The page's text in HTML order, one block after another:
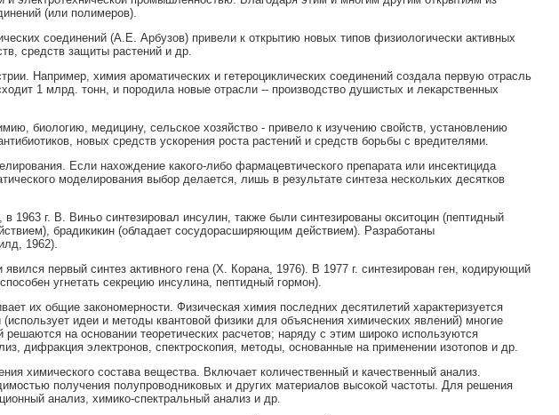
(или полимеров).
соединений (А.Е. Арбузов) привели к открытию новых типов физиологически активных
средств защиты растений и др.
Например, химия ароматических и гетероциклических соединений создала первую отрасль
1 млрд. тонн, и породила новые отрасли -- производство душистых и лекарственных
биологию, медицину, сельское хозяйство - привело к изучению свойств, установлению
новых средств ускорения роста растений и средств борьбы с вредителями.
Если нахождение какого-либо фармацевтического препарата или инсектицида
моделирования выбор делается, лишь в результате синтеза нескольких десятков
1963 г. В. Виньо синтезировал инсулин, также были синтезированы окситоцин (пептидный
брадикикин (обладает сосудорасширяющим действием). Разработаны
1962).
первый синтез активного гена (X. Корана, 1976). В 1977 г. синтезирован ген, кодирующий
угнетать секрецию инсулина, пептидный гормон).
их общие закономерности. Физическая химия последних десятилетий характеризуется
идеи и методы квантовой физики для объяснения химических явлений) многие
на основании теоретических расчетов; наряду с этим широко используются
дифракция электронов, спектроскопия, методы, основанные на применении изотопов и др.
химического состава вещества. Включает количественный и качественный анализ.
получения полупроводниковых и других материалов высокой частоты. Для решения
анализ, химико-спектральный анализ и др.